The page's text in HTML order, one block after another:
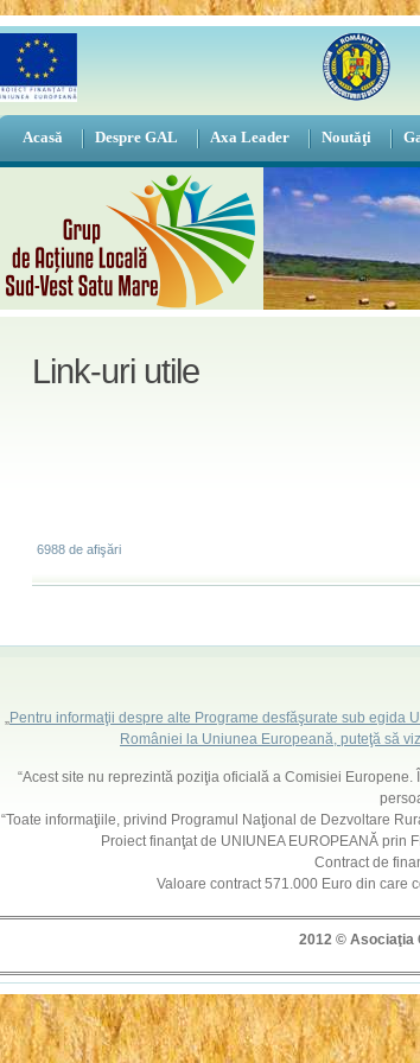
Acasă Despre GAL Axa Leader Noutăţi
Link-uri utile
6988 de afişări
„Pentru informaţii despre alte Programe desfăşurate sub egida
României la Uniunea Europeană, puteţă să
“Acest site nu reprezintă poziţia oficială a Comisiei
“Toate informaţiile, privind Programul Naţional de Dezvoltare
Proiect finanţat de UNIUNEA EUROPEANĂ prin
Contract de
Valoare contract 571.000 Euro din care
2012 © Asociaţia